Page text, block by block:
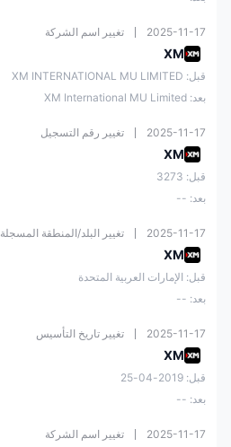
2025-11-17 تغيير اسم الشركة
XM
قبل: XM INTERNATIONAL MU LIMITED
بعد: XM International MU Limited
2025-11-17 تغيير رقم التسجيل
XM
قبل: 3273
بعد: --
2025-11-17 تغيير البلد/المنطقة المسجلة
XM
قبل: الإمارات العربية المتحدة
بعد: --
2025-11-17 تغيير تاريخ التأسيس
XM
قبل: 2019-04-25
بعد: --
2025-11-17 تغيير اسم الشركة